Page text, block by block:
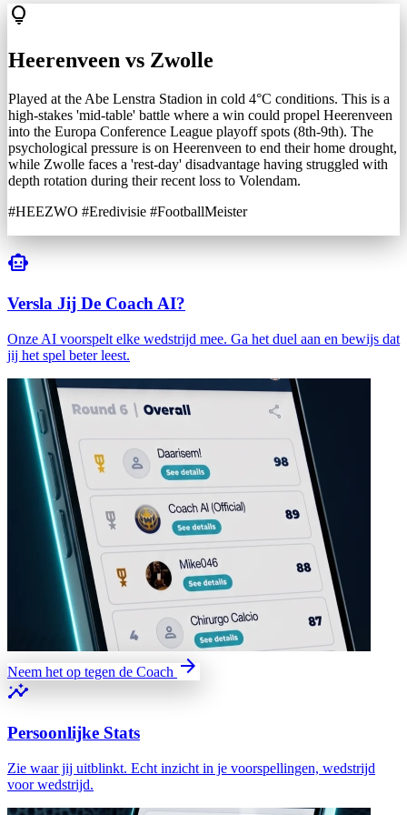
lightbulb
Heerenveen vs Zwolle
Played at the Abe Lenstra Stadion in cold 4°C conditions. This is a
high-stakes 'mid-table' battle where a win could propel Heerenveen
into the Europa Conference League playoff spots (8th-9th). The
psychological pressure is on Heerenveen to end their home drought,
while Zwolle faces a 'rest-day' disadvantage having struggled with
depth rotation during their recent loss to Volendam.
#HEEZWO #Eredivisie #FootballMeister
smart_toy
Versla Jij De Coach AI?
Onze AI voorspelt elke wedstrijd mee. Ga het duel aan en bewijs dat
jij het spel beter leest.
Neem het op tegen de Coach arrow_forward
insights
Persoonlijke Stats
Zie waar jij uitblinkt. Echt inzicht in je voorspellingen, wedstrijd
voor wedstrijd.